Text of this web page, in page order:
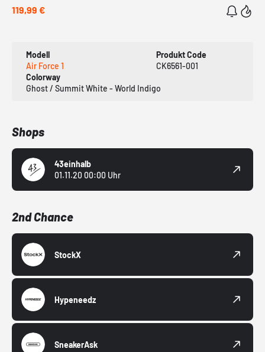
119,99 €
Modell
Air Force 1
Produkt Code
CK6561-001
Colorway
Ghost / Summit White - World Indigo
Shops
43einhalb
01.11.20 00:00 Uhr
2nd Chance
StockX
Hypeneedz
SneakerAsk